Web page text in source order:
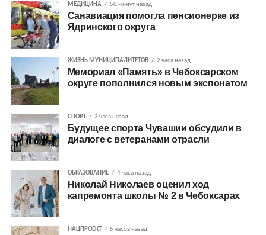
МЕДИЦИНА 50 минут назад
Санавиация помогла пенсионерке из
Ядринского округа
ЖИЗНЬ МУНИЦИПАЛИТЕТОВ 2 часа назад
Мемориал «Память» в Чебоксарском
округе пополнился новым экспонатом
СПОРТ 3 часа назад
Будущее спорта Чувашии обсудили в
диалоге с ветеранами отрасли
ОБРАЗОВАНИЕ 4 часа назад
Николай Николаев оценил ход
капремонта школы № 2 в Чебоксарах
НАЦПРОЕКТ 5 часов назад